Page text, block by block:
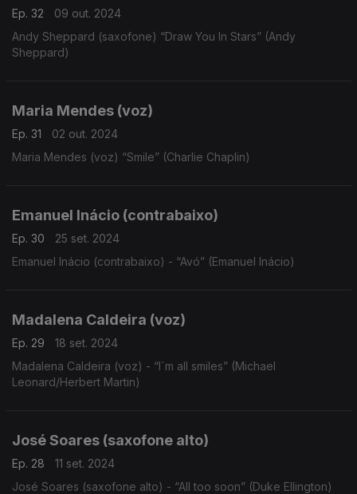
Ep. 32
09 out. 2024
Andy Sheppard (saxofone) “Draw You In Stars” (Andy
Sheppard)
Maria Mendes (voz)
Ep. 31
02 out. 2024
Maria Mendes (voz) “Smile” (Charlie Chaplin)
Emanuel Inácio (contrabaixo)
Ep. 30
25 set. 2024
Emanuel Inácio (contrabaixo) - “Avó” (Emanuel Inácio)
Madalena Caldeira (voz)
Ep. 29
18 set. 2024
Madalena Caldeira (voz) - “I´m all smiles” (Michael
Leonard/Herbert Martin)
José Soares (saxofone alto)
Ep. 28
11 set. 2024
José Soares (saxofone alto) - “All too soon” (Duke Ellington)